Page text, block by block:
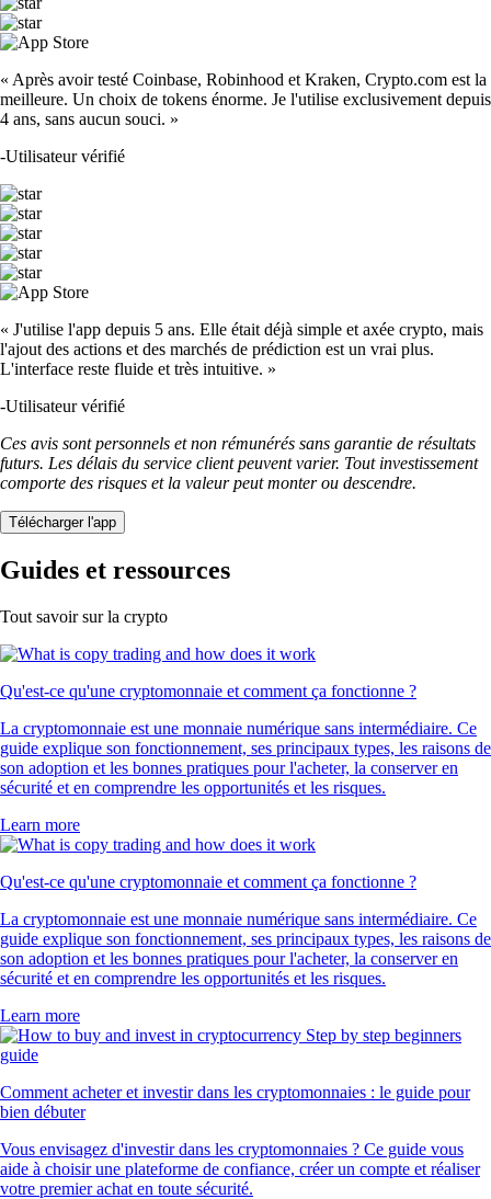
« Après avoir testé Coinbase, Robinhood et Kraken, Crypto.com est la
meilleure. Un choix de tokens énorme. Je l'utilise exclusivement depuis
4 ans, sans aucun souci. »
-Utilisateur vérifié
« J'utilise l'app depuis 5 ans. Elle était déjà simple et axée crypto, mais
l'ajout des actions et des marchés de prédiction est un vrai plus.
L'interface reste fluide et très intuitive. »
-Utilisateur vérifié
Ces avis sont personnels et non rémunérés sans garantie de résultats
futurs. Les délais du service client peuvent varier. Tout investissement
comporte des risques et la valeur peut monter ou descendre.
Télécharger l'app
Guides et ressources
Tout savoir sur la crypto
Qu'est-ce qu'une cryptomonnaie et comment ça fonctionne ?
La cryptomonnaie est une monnaie numérique sans intermédiaire. Ce
guide explique son fonctionnement, ses principaux types, les raisons de
son adoption et les bonnes pratiques pour l'acheter, la conserver en
sécurité et en comprendre les opportunités et les risques.
Learn more
Qu'est-ce qu'une cryptomonnaie et comment ça fonctionne ?
La cryptomonnaie est une monnaie numérique sans intermédiaire. Ce
guide explique son fonctionnement, ses principaux types, les raisons de
son adoption et les bonnes pratiques pour l'acheter, la conserver en
sécurité et en comprendre les opportunités et les risques.
Learn more
Comment acheter et investir dans les cryptomonnaies : le guide pour
bien débuter
Vous envisagez d'investir dans les cryptomonnaies ? Ce guide vous
aide à choisir une plateforme de confiance, créer un compte et réaliser
votre premier achat en toute sécurité.